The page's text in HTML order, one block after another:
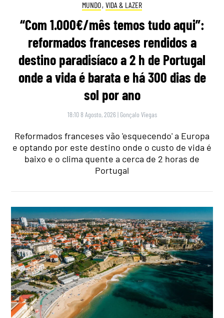
MUNDO, VIDA & LAZER
“Com 1.000€/mês temos tudo aqui”:
reformados franceses rendidos a
destino paradisíaco a 2 h de Portugal
onde a vida é barata e há 300 dias de
sol por ano
18:10 8 Agosto, 2026 | Gonçalo Viegas
Reformados franceses vão 'esquecendo' a Europa
e optando por este destino onde o custo de vida é
baixo e o clima quente a cerca de 2 horas de
Portugal